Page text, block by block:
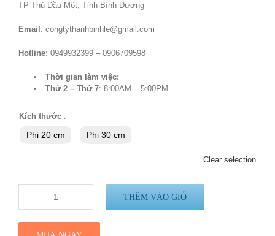
TP Thủ Dầu Một, Tỉnh Bình Dương
Email : congtythanhbinhle@gmail.com
Hotline: 0949932399 – 0906709598
Thời gian làm việc:
Thứ 2 – Thứ 7: 8:00AM – 5:00PM
Kích thước :
Phi 20 cm Phi 30 cm
Clear selection
Số
THÊM VÀO GIỎ